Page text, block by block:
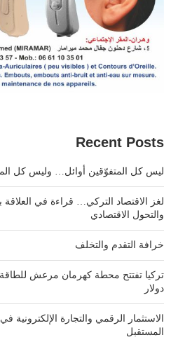
Recent Posts
ليس كل المتفوّقين أوائل… وليس كل
لغز الاقتصاد التركي… قراءة في العلاقة
والتحول الاقتصادي
خرافة التقدم والتخلف
دولار
الاستثمار الرقمي والتجارة
المستقبل